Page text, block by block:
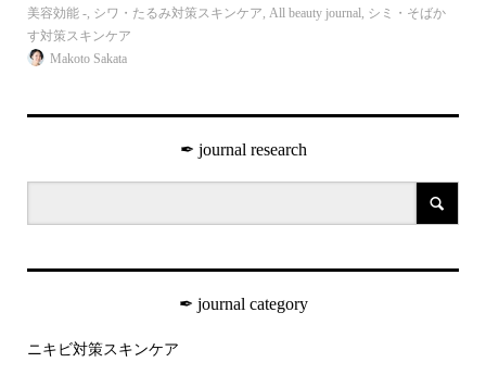
美容効能 -, シワ・たるみ対策スキンケア, All beauty journal, シミ・そばか
す対策スキンケア
Makoto Sakata
✒︎ journal research
✒︎ journal category
ニキビ対策スキンケア